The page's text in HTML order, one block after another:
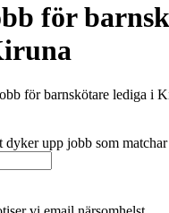
för
för barnskötare lediga i
dyker upp jobb som